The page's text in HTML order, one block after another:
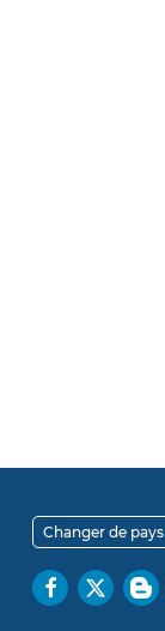
Changer de pays